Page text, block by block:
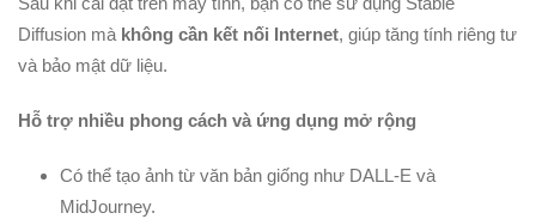
Diffusion mà không cần kết nối Internet, giúp tăng tính riêng tư
và bảo mật dữ liệu.
Hỗ trợ nhiều phong cách và ứng dụng mở rộng
Có thể tạo ảnh từ văn bản giống như DALL-E và
MidJourney.